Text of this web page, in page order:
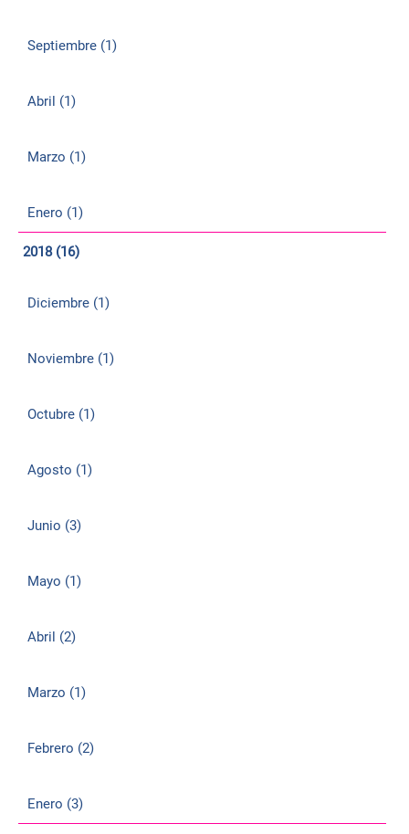
Septiembre (1)
Abril (1)
Marzo (1)
Enero (1)
2018 (16)
Diciembre (1)
Noviembre (1)
Octubre (1)
Agosto (1)
Junio (3)
Mayo (1)
Abril (2)
Marzo (1)
Febrero (2)
Enero (3)